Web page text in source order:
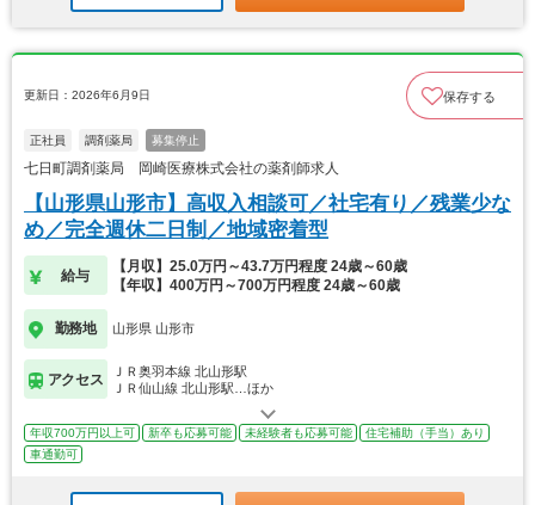
更新日：2026年6月9日 保存する
正社員 調剤薬局 募集停止
七日町調剤薬局 岡崎医療株式会社の薬剤師求人
【山形県山形市】高収入相談可／社宅有り／残業少な
め／完全週休二日制／地域密着型
給与
【月収】25.0万円～43.7万円程度 24歳～60歳
【年収】400万円～700万円程度 24歳～60歳
勤務地 山形県 山形市
アクセス
ＪＲ奥羽本線 北山形駅
ＪＲ仙山線 北山形駅…ほか
年収700万円以上可 新卒も応募可能 未経験者も応募可能
住宅補助（手当）あり
車通勤可